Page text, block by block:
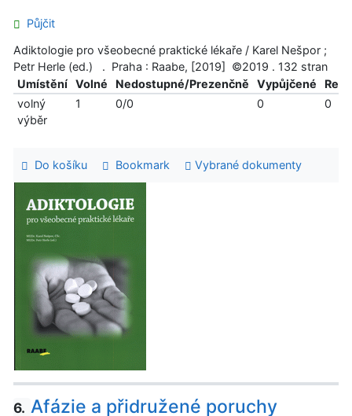
Půjčit
Adiktologie pro všeobecné praktické lékaře / Karel Nešpor ;
Petr Herle (ed.) . Praha : Raabe, [2019] ©2019 . 132 stran
Umístění
Volné Nedostupné/Prezenčně Vypůjčené
volný
výběr
1 0/0 0 0
Do košíku Bookmark Vybrané dokumenty
6. Afázie a přidružené poruchy